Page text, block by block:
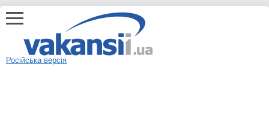
Російська версія